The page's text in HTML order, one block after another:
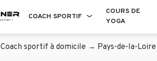
COACH SPORTIF
COURS DE
YOGA
Coach sportif à domicile → Pays-de-la-Loire